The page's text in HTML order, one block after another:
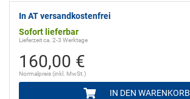
In AT versandkostenfrei
Sofort lieferbar
Lieferzeit ca. 2-3 Werktage
160,00 €
Normalpreis (inkl. MwSt.)
IN DEN WARENKORB